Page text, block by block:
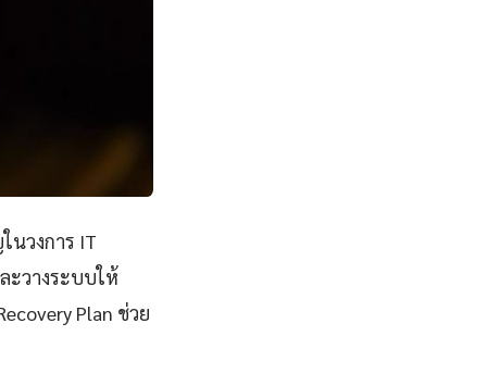
นวงการ IT
ะวางระบบให้
Plan ช่วย